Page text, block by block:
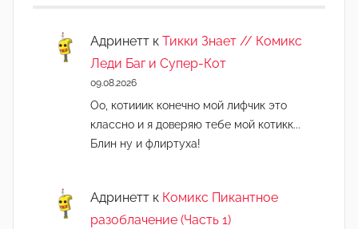
Адринетт к Тикки Знает // Комикс
Леди Баг и Супер-Кот
09.08.2026
Оо, котииик конечно мой лифчик это
классно и я доверяю тебе мой котикк...
Блин ну и флиртуха!
Адринетт к Комикс Пикантное
разоблачение (Часть 1)